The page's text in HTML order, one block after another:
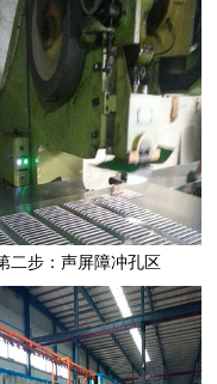
二步：声屏障冲孔区